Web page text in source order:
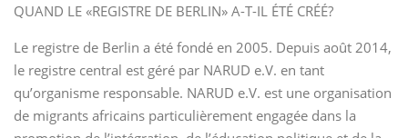
QUAND LE «REGISTRE DE BERLIN» A-T-IL ÉTÉ CRÉÉ?
Le registre de Berlin a été fondé en 2005. Depuis août 2014,
le registre central est géré par NARUD e.V. en tant
qu’organisme responsable. NARUD e.V. est une organisation
de migrants africains particulièrement engagée dans la